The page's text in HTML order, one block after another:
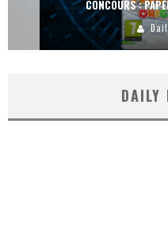
CONCOURS :
DAILY